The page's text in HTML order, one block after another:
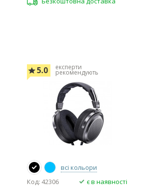
5.0 експерти
рекомендують
всі кольори
Код: 42306
є в наявності